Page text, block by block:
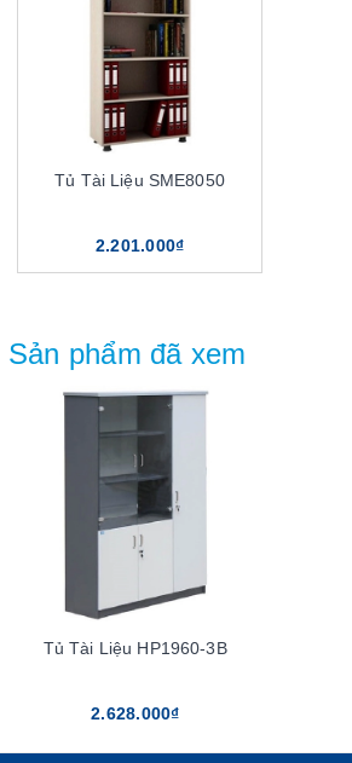
Tủ Tài Liệu SME8050
2.201.000₫
Sản phẩm đã xem
Tủ Tài Liệu HP1960-3B
2.628.000₫